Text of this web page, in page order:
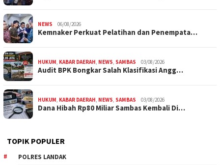
NEWS 06/08/2026
Kemnaker Perkuat Pelatihan dan Penempata…
HUKUM, KABAR DAERAH, NEWS, SAMBAS 03/08/2026
Audit BPK Bongkar Salah Klasifikasi Angg…
HUKUM, KABAR DAERAH, NEWS, SAMBAS 03/08/2026
Dana Hibah Rp80 Miliar Sambas Kembali Di…
TOPIK POPULER
POLRES LANDAK